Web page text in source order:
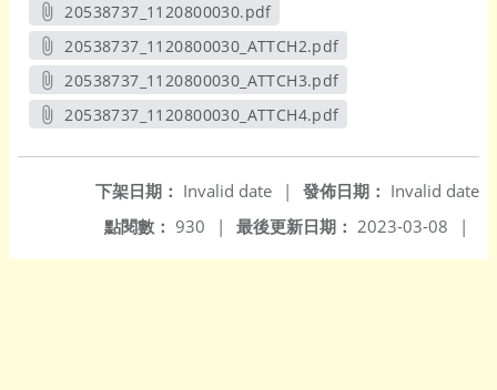
20538737_1120800030.pdf
另開新視窗
20538737_1120800030_ATTCH2.pdf
另開新視窗
20538737_1120800030_ATTCH3.pdf
另開新視窗
20538737_1120800030_ATTCH4.pdf
發佈日期： Invalid date
下架日期： Invalid date
|
最後更新日期： 2023-03-08 |
點閱數： 930 |